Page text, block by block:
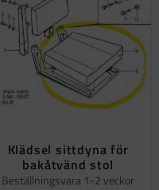
Klädsel sittdyna för
bakåtvänd stol
Beställningsvara 1-2 veckor